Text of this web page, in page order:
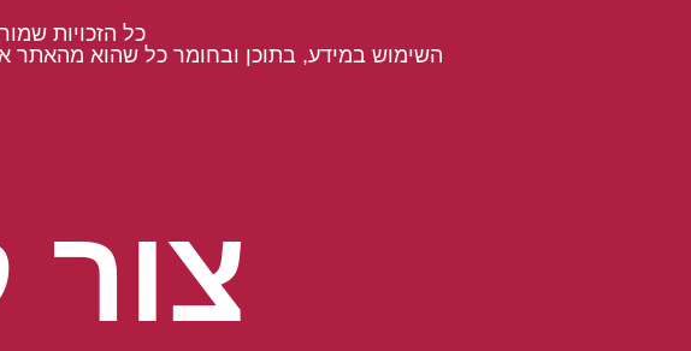
כל הזכויות
השימוש במידע, בתוכן ובחומר כל שהוא מהאתר